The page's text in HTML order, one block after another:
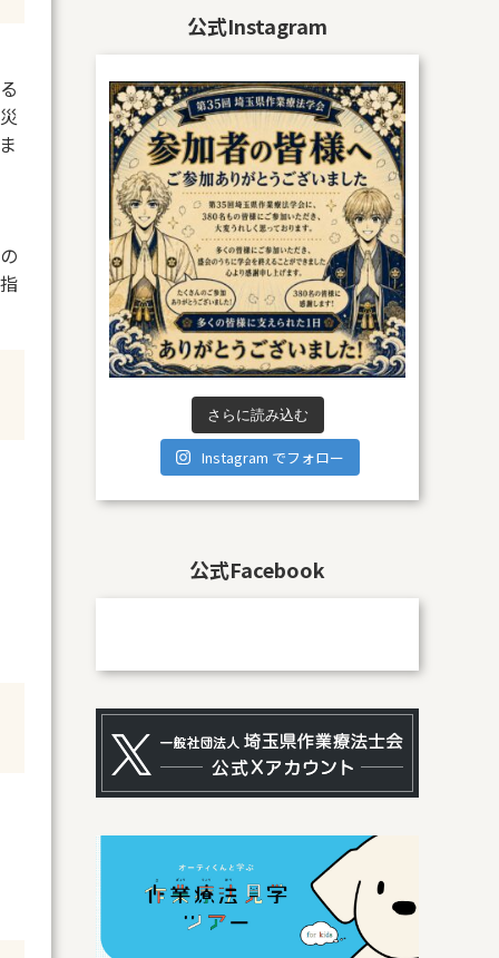
公式Instagram
さらに読み込む
Instagram でフォロー
公式Facebook